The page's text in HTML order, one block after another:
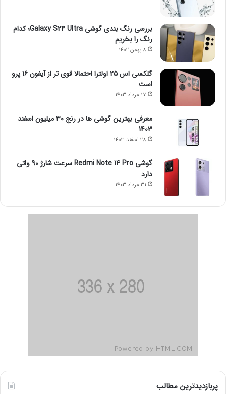
بررسی رنگ بندی گوشی Galaxy S24 Ultra؛ کدام
رنگ را بخریم
8 بهمن 1402
گلکسی اس 25 اولترا احتمالا قوی تر از آیفون 16 پرو
است
17 مرداد 1403
معرفی بهترین گوشی ها در رنج ۳۰ میلیون اسفند
1403
28 اسفند 1403
گوشی Redmi Note 14 Pro سرعت شارژ 90 واتی
دارد
31 مرداد 1403
پربازدیدترین مطالب